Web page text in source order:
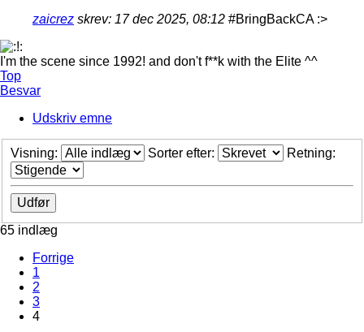
zaicrez skrev: 17 dec 2025, 08:12 #BringBackCA :>
I'm the scene since 1992! and don't f**k with the Elite ^^
Top
Besvar
Udskriv emne
Visning: Sorter efter: Retning:
65 indlæg
Forrige
1
2
3
4